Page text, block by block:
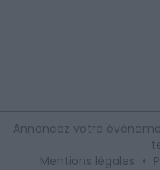
Annoncez votre
Mentions légales •